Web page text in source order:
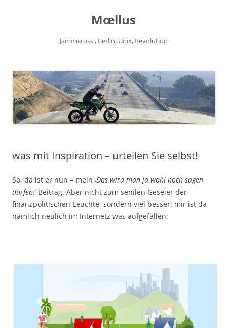
Mœllus
Jammerossi, Berlin, Unix, Revolution
was mit Inspiration – urteilen Sie selbst!
So, da ist er nun – mein ‚Das wird man ja wohl noch sagen
dürfen!‘Beitrag. Aber nicht zum senilen Geseier der
finanzpolitischen Leuchte, sondern viel besser: mir ist da
nämlich neulich im Internetz was aufgefallen: